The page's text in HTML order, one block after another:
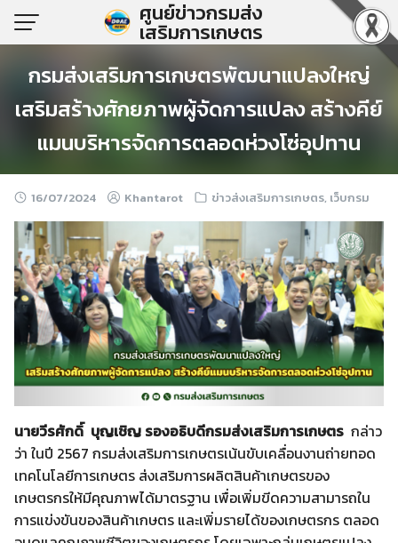
Skip
ศูนย์ข่าวกรมส่ง
เสริมการเกษตร
กรมส่งเสริมการเกษตรพัฒนาแปลงใหญ่
เสริมสร้างศักยภาพผู้จัดการแปลง สร้างคีย์
แมนบริหารจัดการตลอดห่วงโซ่อุปทาน
16/07/2024 Khantarot ข่าวส่งเสริมการเกษตร, เว็บกรม
นายวีรศักดิ์ บุญเชิญ รองอธิบดีกรมส่งเสริมการเกษตร กล่าว
ว่า ในปี 2567 กรมส่งเสริมการเกษตรเน้นขับเคลื่อนงานถ่ายทอด
เทคโนโลยีการเกษตร ส่งเสริมการผลิตสินค้าเกษตรของ
เกษตรกรให้มีคุณภาพได้มาตรฐาน เพื่อเพิ่มขีดความสามารถใน
การแข่งขันของสินค้าเกษตร และเพิ่มรายได้ของเกษตรกร ตลอด